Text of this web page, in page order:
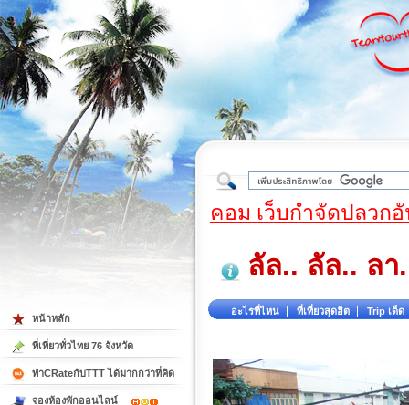
ต้
คอม เว็บกำจัดปลวก
ลัล.. ลัล.. ล
อะไรที่ไหน ที่เที่ยวสุดฮิต Trip เด็ด
หน้าหลัก
ที่เที่ยวทั่วไทย 76 จังหวัด
ทำCRateกับTTT ได้มากกว่าที่คิด
จองห้องพักออนไลน์